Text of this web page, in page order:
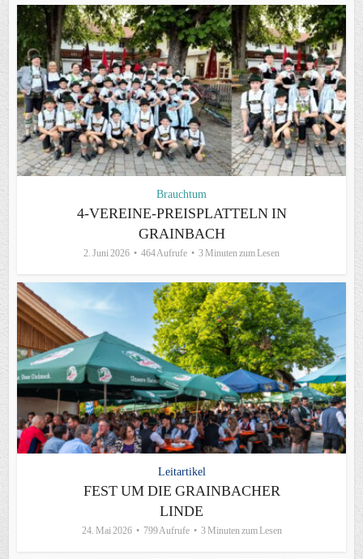
Brauchtum
4-VEREINE-PREISPLATTELN IN
GRAINBACH
2. Juni 2026 464 Aufrufe 3 Minuten zum Lesen
Leitartikel
FEST UM DIE GRAINBACHER
LINDE
24. Mai 2026 799 Aufrufe 3 Minuten zum Lesen